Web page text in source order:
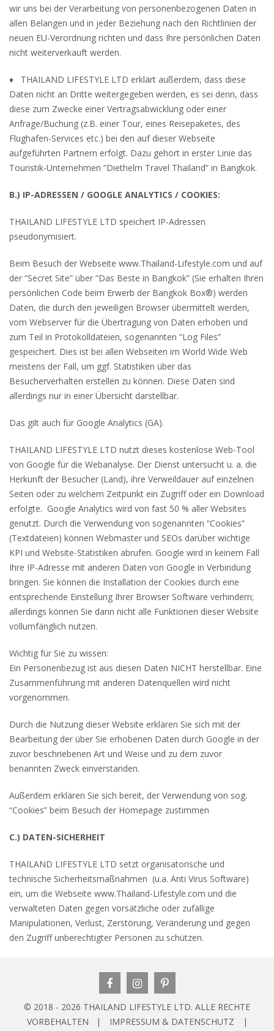
wir uns bei der Verarbeitung von personenbezogenen Daten in
allen Belangen und in jeder Beziehung nach den Richtlinien der
neuen EU-Verordnung richten und dass Ihre persönlichen Daten
nicht weiterverkauft werden.
♦ THAILAND LIFESTYLE LTD erklärt außerdem, dass diese
Daten nicht an Dritte weitergegeben werden, es sei denn, dass
diese zum Zwecke einer Vertragsabwicklung oder einer
Anfrage/Buchung (z.B. einer Tour, eines Reisepaketes, des
Flughafen-Services etc.) bei den auf dieser Webseite
aufgeführten Partnern erfolgt. Dazu gehört in erster Linie das
Touristik-Unternehmen “Diethelm Travel Thailand” in Bangkok.
B.) IP-ADRESSEN / GOOGLE ANALYTICS / COOKIES:
THAILAND LIFESTYLE LTD speichert IP-Adressen
pseudonymisiert.
Beim Besuch der Webseite www.Thailand-Lifestyle.com und auf
der “Secret Site” über “Das Beste in Bangkok” (Sie erhalten Ihren
persönlichen Code beim Erwerb der Bangkok Box®) werden
Daten, die durch den jeweiligen Browser übermittelt werden,
vom Webserver für die Übertragung von Daten erhoben und
zum Teil in Protokolldateien, sogenannten “Log Files”
gespeichert. Dies ist bei allen Webseiten im World Wide Web
meistens der Fall, um ggf. Statistiken über das
Besucherverhalten erstellen zu können. Diese Daten sind
allerdings nur in einer Übersicht darstellbar.
Das gilt auch für Google Analytics (GA).
THAILAND LIFESTYLE LTD nutzt dieses kostenlose Web-Tool
von Google für die Webanalyse. Der Dienst untersucht u. a. die
Herkunft der Besucher (Land), ihre Verweildauer auf einzelnen
Seiten oder zu welchem Zeitpunkt ein Zugriff oder ein Download
erfolgte. Google Analytics wird von fast 50 % aller Websites
genutzt. Durch die Verwendung von sogenannten “Cookies”
(Textdateien) können Webmaster und SEOs darüber wichtige
KPI und Website-Statistiken abrufen. Google wird in keinem Fall
Ihre IP-Adresse mit anderen Daten von Google in Verbindung
bringen. Sie können die Installation der Cookies durch eine
entsprechende Einstellung Ihrer Browser Software verhindern;
allerdings können Sie dann nicht alle Funktionen dieser Website
vollumfänglich nutzen.
Wichtig für Sie zu wissen:
Ein Personenbezug ist aus diesen Daten NICHT herstellbar. Eine
Zusammenführung mit anderen Datenquellen wird nicht
vorgenommen.
Durch die Nutzung dieser Website erklären Sie sich mit der
Bearbeitung der über Sie erhobenen Daten durch Google in der
zuvor beschriebenen Art und Weise und zu dem zuvor
benannten Zweck einverstanden.
Außerdem erklären Sie sich bereit, der Verwendung von sog.
“Cookies” beim Besuch der Homepage zustimmen
C.) DATEN-SICHERHEIT
THAILAND LIFESTYLE LTD setzt organisatorische und
technische Sicherheitsmaßnahmen (u.a. Anti Virus Software)
ein, um die Webseite www.Thailand-Lifestyle.com und die
verwalteten Daten gegen vorsätzliche oder zufällige
Manipulationen, Verlust, Zerstörung, Veränderung und gegen
den Zugriff unberechtigter Personen zu schützen.
© 2018 - 2026 THAILAND LIFESTYLE LTD. ALLE RECHTE
VORBEHALTEN |
IMPRESSUM & DATENSCHUTZ
|